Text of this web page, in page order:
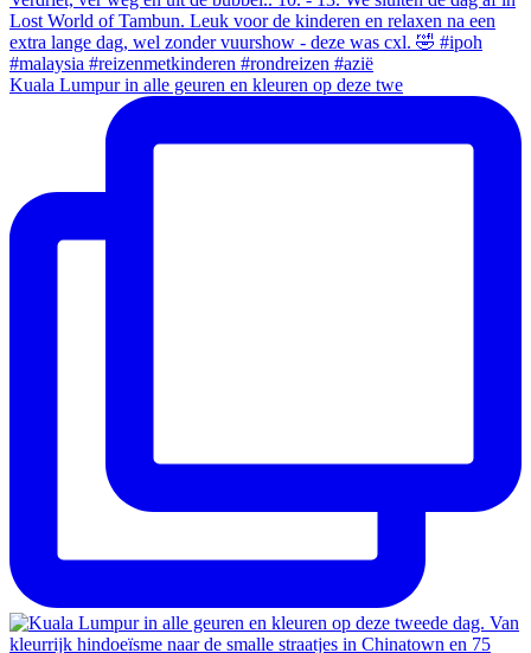
Kuala Lumpur in alle geuren en kleuren op deze twe